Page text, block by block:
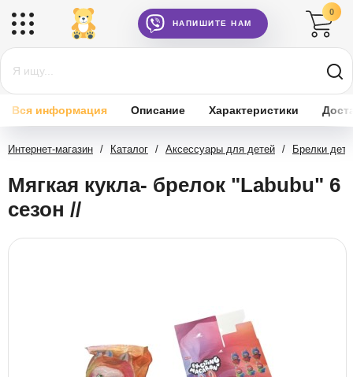
НАПИШИТЕ НАМ
0
Вся информация Описание Характеристики
Интернет-магазин / Каталог / Аксессуары для детей / Брелки
Мягкая кукла- брелок "Labubu" 6
сезон //